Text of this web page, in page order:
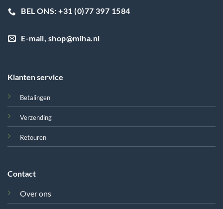
BEL ONS: +31 (0)77 397 1584
E-mail, shop@miha.nl
Klanten service
Betalingen
Verzending
Retouren
Contact
Over ons